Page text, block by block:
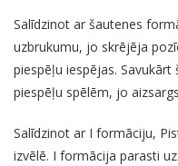
Salīdzinot ar šautenes
uzbrukumu, jo skrējēja
piespēļu iespējas.
piespēļu spēlēm, jo
Salīdzinot ar I formāciju,
izvēlē. I formācija parasti